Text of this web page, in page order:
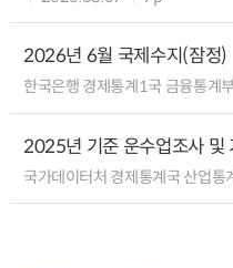
2026년 6월 국제수지(잠정)
한국은행 경제통계1국 금융통계
2025년 기준 운수업조사 및
국가데이터처 경제통계국 산업통